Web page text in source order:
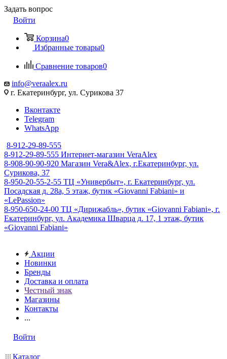
Задать вопрос
Войти
Корзина0
Избранные товары0
Сравнение товаров0
info@veraalex.ru
г. Екатеринбург, ул. Сурикова 37
Вконтакте
Telegram
WhatsApp
8-912-29-89-555
8-912-29-89-555 Интернет-магазин VeraAlex
8-908-90-90-920 Магазин Vera&Alex, г.Екатеринбург, ул.
Сурикова, 37
8-950-20-55-2-55 ТЦ «Универбыт», г. Екатеринбург, ул.
Посадская д. 28а, 5 этаж, бутик «Giovanni Fabiani» и
«LePassion»
8-950-650-24-00 ТЦ «Дирижабль», бутик «Giovanni Fabiani», г.
Екатеринбург, ул. Академика Шварца д. 17, 1 этаж, бутик
«Giovanni Fabiani»
Акции
Новинки
Бренды
Доставка и оплата
Честный знак
Магазины
Контакты
...
Войти
Каталог